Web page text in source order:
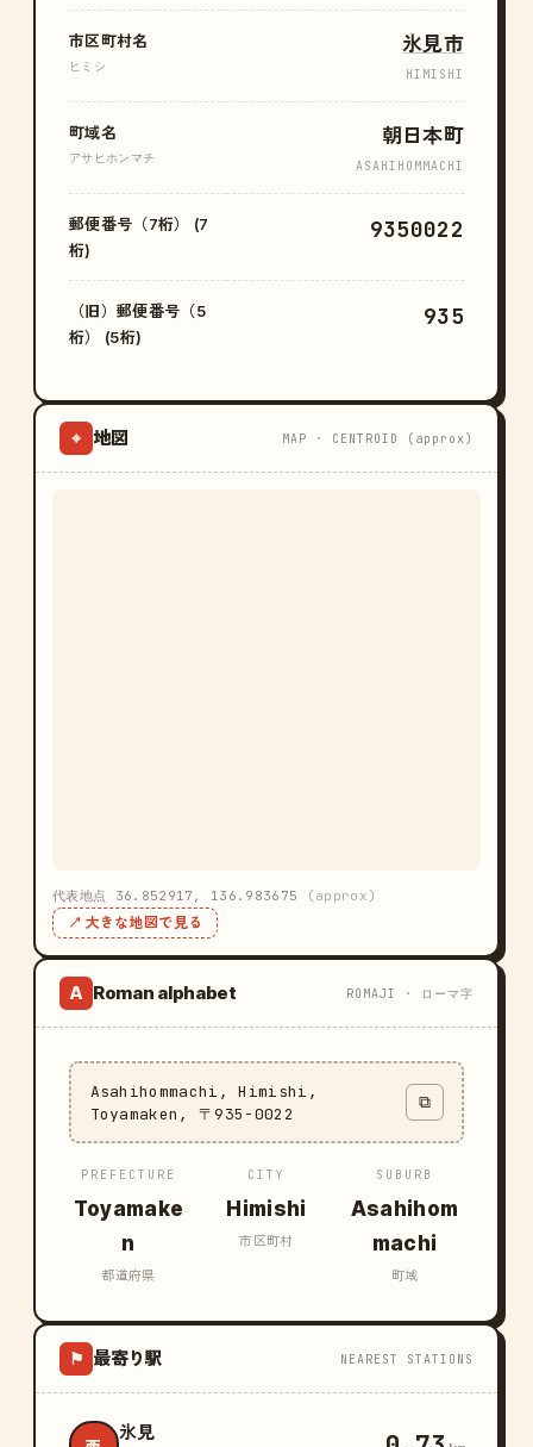
市区町村名
ヒミシ
氷見市
HIMISHI
町域名
アサヒホンマチ
朝日本町
ASAHIHOMMACHI
郵便番号（7桁） (7
桁)
9350022
（旧）郵便番号（5
桁） (5桁)
935
⌖ 地図 MAP · CENTROID (approx)
代表地点 36.852917, 136.983675 (approx)
↗ 大きな地図で見る
A Roman alphabet ROMAJI · ローマ字
Asahihommachi, Himishi,
Toyamaken, 〒935-0022
⧉
PREFECTURE
Toyamake
n
都道府県
CITY
Himishi
市区町村
SUBURB
Asahihom
machi
町域
⚑ 最寄り駅 NEAREST STATIONS
氷見